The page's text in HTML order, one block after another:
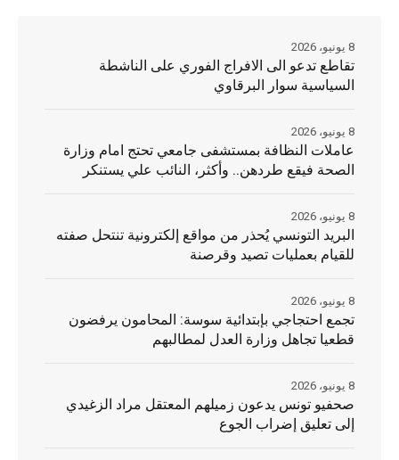
تقاطع تدعو الى الافراج الفوري على الناشطة
السياسية سوار البرقاوي
8 يونيو، 2026
عاملات النظافة بمستشفى جامعي تحتج امام وزارة
الصحة فيقع طردهن.. وأكثر، النائب علي يستنكر
8 يونيو، 2026
البريد التونسي يُحذر من مواقع إلكترونية تنتحل صفته
للقيام بعمليات تصيد وقرصنة
8 يونيو، 2026
تجمع احتجاجي بإبتدائية سوسة: المحامون يرفضون
قطعيا تجاهل وزارة العدل لمطالبهم
8 يونيو، 2026
صحفيو تونس يدعون زميلهم المعتقل مراد الزغيدي
إلى تعليق إضراب الجوع
8 يونيو، 2026